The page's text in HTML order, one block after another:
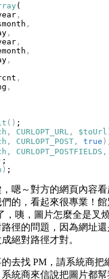
(
,
,
,
,
,
,
,
,
() ;
, CURLOPT_URL , $toUrl
, CURLOPT_POST , true )
, CURLOPT_POSTFIELDS ,
;
) ;
嗯～對方的網頁內容看
的，看起來很專業！館
，咦，圖片怎麼全是叉
徑的問題，因為網址
絕對路徑才對。
去找 PM，請系統商把
統商來信說把圖片都